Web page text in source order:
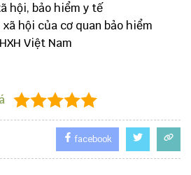
hội, bảo hiểm y tế
hội của cơ quan bảo hiểm
Việt Nam
facebook